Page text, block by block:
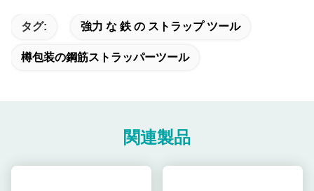
タグ: 強力 な 鉄 の ストラップ ツール
樽包装の鋼筋ストラッパーツール
関連製品